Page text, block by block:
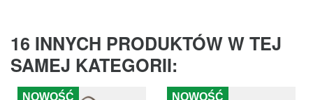
16 INNYCH PRODUKTÓW W TEJ
SAMEJ KATEGORII:
NOWOŚĆ NOWOŚĆ